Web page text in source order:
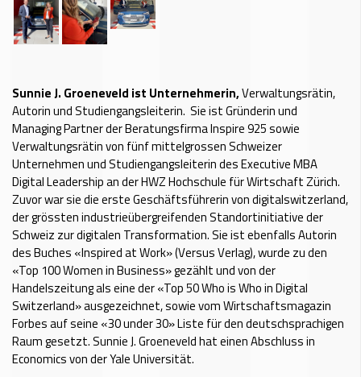
Sunnie J. Groeneveld ist Unternehmerin,Verwaltungsrätin,
Autorin und Studiengangsleiterin. Sie ist Gründerin und
Managing Partner der Beratungsfirma Inspire 925 sowie
Verwaltungsrätin von fünf mittelgrossen Schweizer
Unternehmen und Studiengangsleiterin des Executive MBA
Digital Leadership an der HWZ Hochschule für Wirtschaft Zürich.
Zuvor war sie die erste Geschäftsführerin von digitalswitzerland,
der grössten industrieübergreifenden Standortinitiative der
Schweiz zur digitalen Transformation. Sie ist ebenfalls Autorin
des Buches «Inspired at Work» (Versus Verlag), wurde zu den
«Top 100 Women in Business» gezählt und von der
Handelszeitung als eine der «Top 50 Who is Who in Digital
Switzerland» ausgezeichnet, sowie vom Wirtschaftsmagazin
Forbes auf seine «30 under 30» Liste für den deutschsprachigen
Raum gesetzt. Sunnie J. Groeneveld hat einen Abschluss in
Economics von der Yale Universität.